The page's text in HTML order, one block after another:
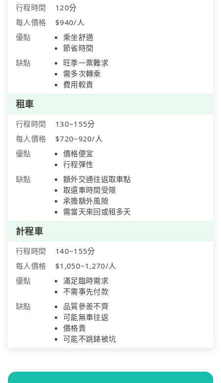
行程時間
120分
每人價格
$940/人
優點
乘坐舒適
節省時間
缺點
旺季一票難求
需多次轉乘
費用較貴
租車
行程時間
130~155分
每人價格
$720~920/人
優點
價格便宜
行程彈性
缺點
額外交通往返取車點
取還車時間受限
承擔額外風險
需當天來回或租多天
計程車
行程時間
140~155分
每人價格
$1,050~1,270/人
優點
滿足臨時需求
不需事先付款
缺點
品質參差不齊
可能無車往返
價格貴
可能不跳錶被坑